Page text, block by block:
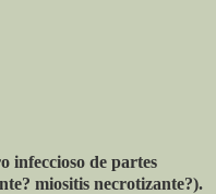
infeccioso de partes
miositis necrotizante?).